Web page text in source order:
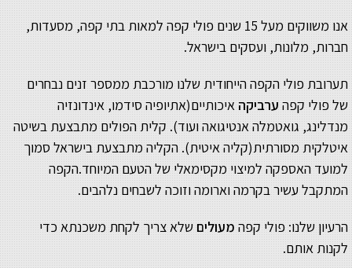
אנו משווקים מעל 15 שנים פולי קפה למאות בתי קפה, מסעדות,
חברות, מלונות, ועסקים בישראל.
תערובת פולי הקפה הייחודית שלנו מורכבת ממספר זנים נבחרים
של פולי קפה ערביקה איכותיים(אתיופיה סידמו, אינדונזיה
מנדלינג, גואטמלה אנטיגואה ועוד). קלית הפולים מתבצעת בשיטה
איטלקית מסורתית(קליה איטית). הקליה מתבצעת בישראל סמוך
למועד האספקה למיצוי מקסימאלי של הטעם המיוחד.הקפה
המתקבל עשיר בקרמה וארומה וזוכה לשבחים נלהבים.
הרעיון שלנו: פולי קפה מעולים שלא צריך לקחת משכנתא כדי
לקנות אותם.